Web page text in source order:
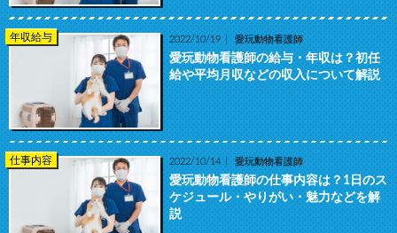
年収給与 2022/10/19 愛玩動物看護師
愛玩動物看護師の給与・年収は？初任
給や平均月収などの収入について解説
仕事内容 2022/10/14 愛玩動物看護師
愛玩動物看護師の仕事内容は？1日のス
ケジュール・やりがい・魅力などを解
説